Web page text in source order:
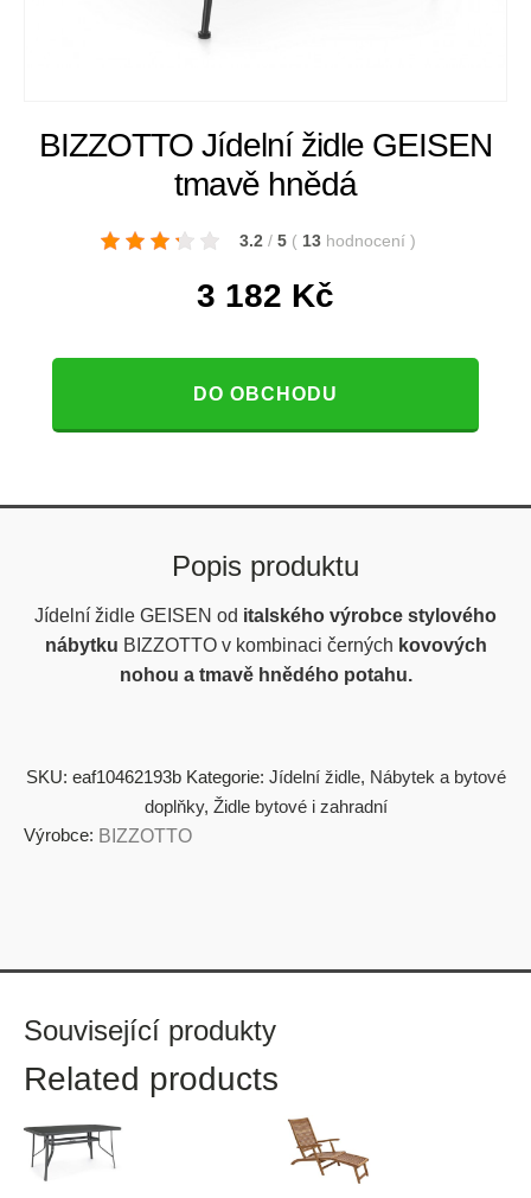
BIZZOTTO Jídelní židle GEISEN
tmavě hnědá
3.2 / 5 ( 13 hodnocení )
3 182 Kč
DO OBCHODU
Popis produktu
Jídelní židle GEISEN od italského výrobce stylového
nábytku BIZZOTTO v kombinaci černých kovových
nohou a tmavě hnědého potahu.
SKU: eaf10462193b Kategorie: Jídelní židle, Nábytek a bytové
doplňky, Židle bytové i zahradní
Výrobce: BIZZOTTO
Související produkty
Related products